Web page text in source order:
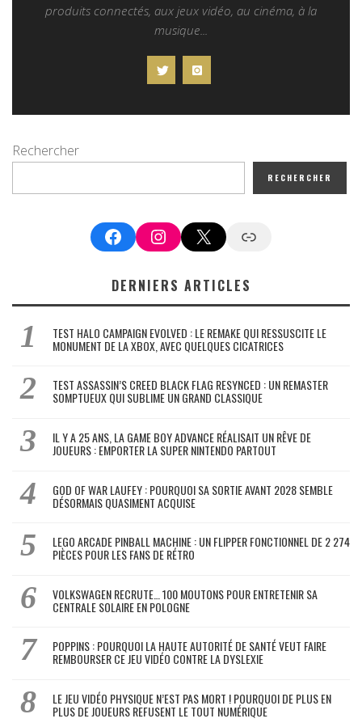
produits connectés, aux jeux vidéo, au cinéma, à la
musique...
Rechercher
RECHERCHER
FacebookInstagram
X Google News
DERNIERS ARTICLES
TEST HALO CAMPAIGN EVOLVED : LE REMAKE QUI RESSUSCITE LE
MONUMENT DE LA XBOX, AVEC QUELQUES CICATRICES
TEST ASSASSIN’S CREED BLACK FLAG RESYNCED : UN REMASTER
SOMPTUEUX QUI SUBLIME UN GRAND CLASSIQUE
IL Y A 25 ANS, LA GAME BOY ADVANCE RÉALISAIT UN RÊVE DE
JOUEURS : EMPORTER LA SUPER NINTENDO PARTOUT
GOD OF WAR LAUFEY : POURQUOI SA SORTIE AVANT 2028 SEMBLE
DÉSORMAIS QUASIMENT ACQUISE
LEGO ARCADE PINBALL MACHINE : UN FLIPPER FONCTIONNEL DE 2 274
PIÈCES POUR LES FANS DE RÉTRO
VOLKSWAGEN RECRUTE… 100 MOUTONS POUR ENTRETENIR SA
CENTRALE SOLAIRE EN POLOGNE
POPPINS : POURQUOI LA HAUTE AUTORITÉ DE SANTÉ VEUT FAIRE
REMBOURSER CE JEU VIDÉO CONTRE LA DYSLEXIE
LE JEU VIDÉO PHYSIQUE N’EST PAS MORT ! POURQUOI DE PLUS EN
PLUS DE JOUEURS REFUSENT LE TOUT NUMÉRIQUE